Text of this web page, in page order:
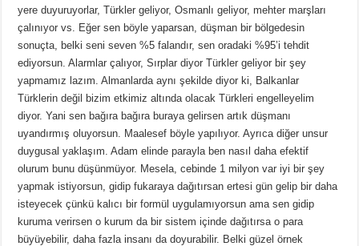
yere duyuruyorlar, Türkler geliyor, Osmanlı geliyor, mehter marşları
çalınıyor vs. Eğer sen böyle yaparsan, düşman bir bölgedesin
sonuçta, belki seni seven %5 falandır, sen oradaki %95’i tehdit
ediyorsun. Alarmlar çalıyor, Sırplar diyor Türkler geliyor bir şey
yapmamız lazım. Almanlarda aynı şekilde diyor ki, Balkanlar
Türklerin değil bizim etkimiz altında olacak Türkleri engelleyelim
diyor. Yani sen bağıra bağıra buraya gelirsen artık düşmanı
uyandırmış oluyorsun. Maalesef böyle yapılıyor. Ayrıca diğer unsur
duygusal yaklaşım. Adam elinde parayla ben nasıl daha efektif
olurum bunu düşünmüyor. Mesela, cebinde 1 milyon var iyi bir şey
yapmak istiyorsun, gidip fukaraya dağıtırsan ertesi gün gelip bir daha
isteyecek çünkü kalıcı bir formül uygulamıyorsun ama sen gidip
kuruma verirsen o kurum da bir sistem içinde dağıtırsa o para
büyüyebilir, daha fazla insanı da doyurabilir. Belki güzel örnek